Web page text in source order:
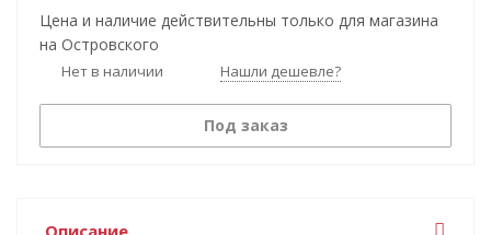
Цена и наличие действительны только для магазина
на Островского
Нет в наличии Нашли дешевле?
Под заказ
Описание